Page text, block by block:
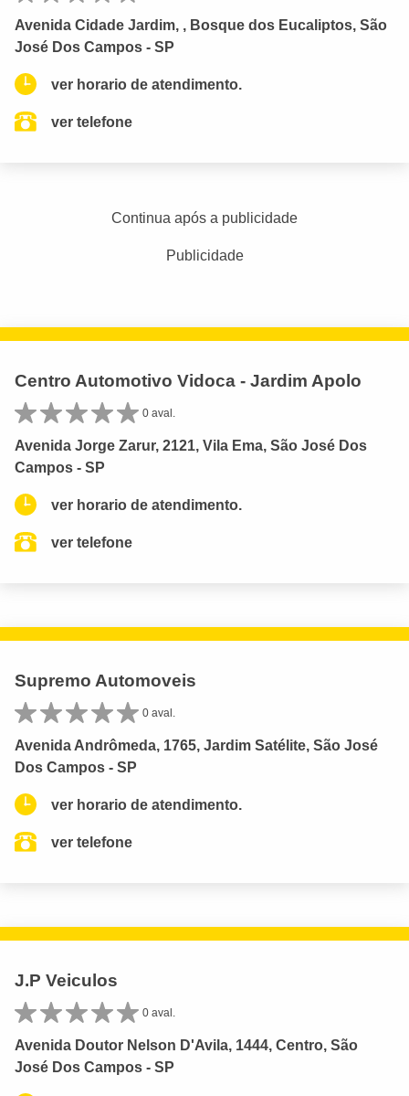
Avenida Cidade Jardim, , Bosque dos Eucaliptos, São
José Dos Campos - SP
ver horario de atendimento.
ver telefone
Continua após a publicidade
Publicidade
Centro Automotivo Vidoca - Jardim Apolo
0 aval.
Avenida Jorge Zarur, 2121, Vila Ema, São José Dos
Campos - SP
ver horario de atendimento.
ver telefone
Supremo Automoveis
0 aval.
Avenida Andrômeda, 1765, Jardim Satélite, São José
Dos Campos - SP
ver horario de atendimento.
ver telefone
J.P Veiculos
0 aval.
Avenida Doutor Nelson D'Avila, 1444, Centro, São
José Dos Campos - SP